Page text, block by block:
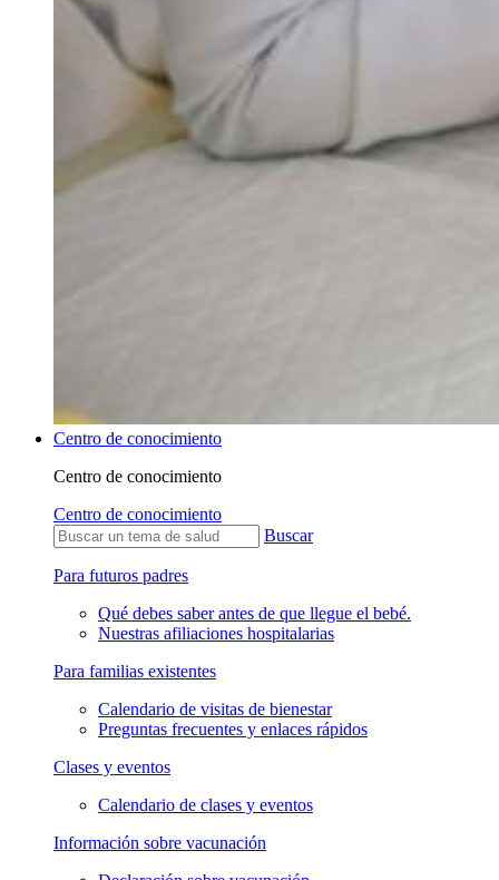
Centro de conocimiento
Centro de conocimiento
Centro de conocimiento
Buscar
Para futuros padres
Qué debes saber antes de que llegue el bebé.
Nuestras afiliaciones hospitalarias
Para familias existentes
Calendario de visitas de bienestar
Preguntas frecuentes y enlaces rápidos
Clases y eventos
Calendario de clases y eventos
Información sobre vacunación